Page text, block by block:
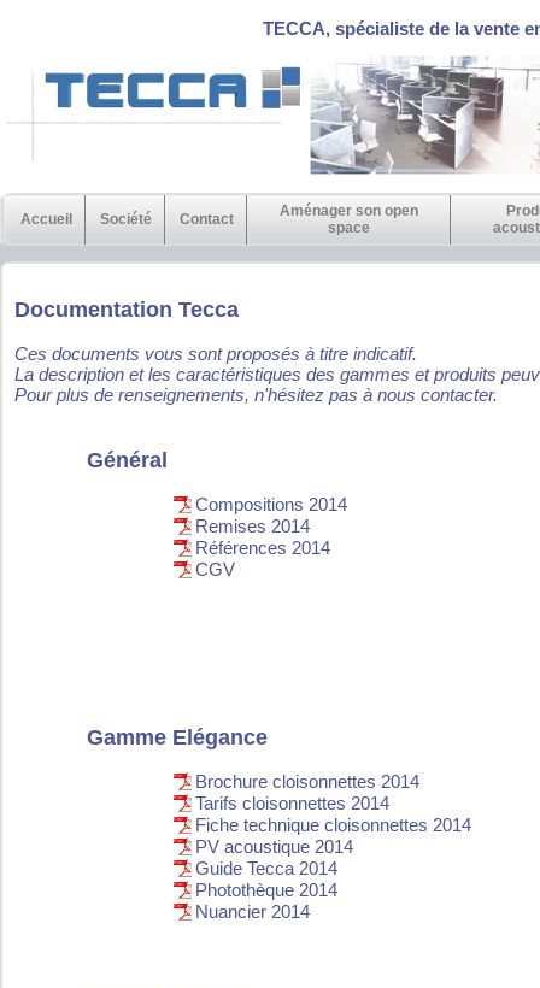
TECCA, spécialiste de la vente
Accueil Société Contact
Aménager son open
space
Documentation Tecca
Ces documents vous sont proposés à titre indicatif.
La description et les caractéristiques des gammes et produits
Pour plus de renseignements, n'hésitez pas à nous contacter.
Général
Compositions 2014
Remises 2014
Références 2014
CGV
Gamme Elégance
Brochure cloisonnettes 2014
Tarifs cloisonnettes 2014
Fiche technique cloisonnettes 2014
PV acoustique 2014
Guide Tecca 2014
Photothèque 2014
Nuancier 2014